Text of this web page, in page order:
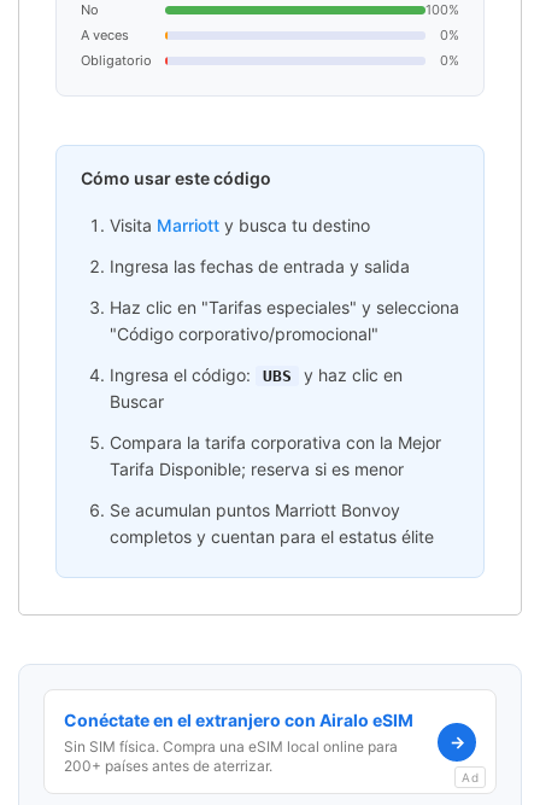
No
100%
A veces
0%
Obligatorio
0%
Cómo usar este código
Visita Marriott y busca tu destino
Ingresa las fechas de entrada y salida
Haz clic en "Tarifas especiales" y selecciona
"Código corporativo/promocional"
Ingresa el código:
UBS
y haz clic en
Buscar
Compara la tarifa corporativa con la Mejor
Tarifa Disponible; reserva si es menor
Se acumulan puntos Marriott Bonvoy
completos y cuentan para el estatus élite
Conéctate en el extranjero con Airalo eSIM
Sin SIM física. Compra una eSIM local online para
200+ países antes de aterrizar.
→
Ad